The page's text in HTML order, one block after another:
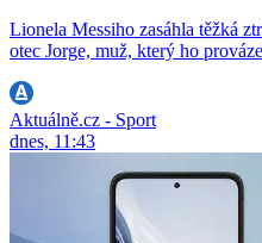
Lionela Messiho zasáhla těžká
otec Jorge, muž, který ho
Aktuálně.cz - Sport
dnes, 11:43